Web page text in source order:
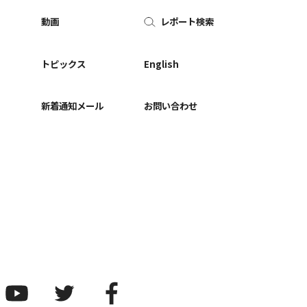
動画
トピックス
新着通知メール
レポート検索
English
お問い合わせ